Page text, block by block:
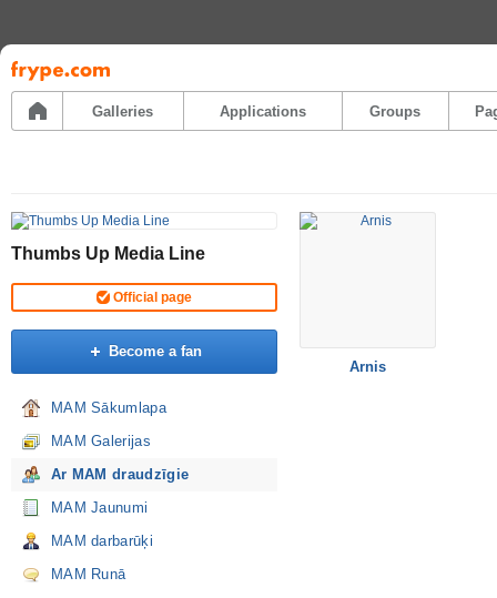
Pāriet
uz
saturu
Galleries Applications Groups
Thumbs Up Media Line
Official page
Become a fan
MAM Sākumlapa
MAM Galerijas
Ar MAM draudzīgie
MAM Jaunumi
MAM darbarūķi
MAM Runā
Arnis